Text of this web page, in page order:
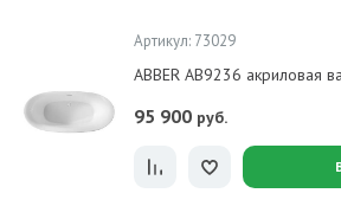
Артикул: 73029
ABBER AB9236 акриловая
95 900 руб.